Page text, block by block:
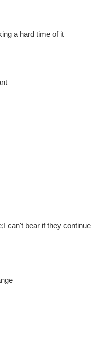
a hard time of it
can't bear if they continue